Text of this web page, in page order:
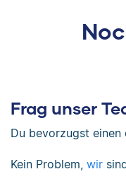
Frag unser
Du bevorzugst einen
Kein Problem, wir